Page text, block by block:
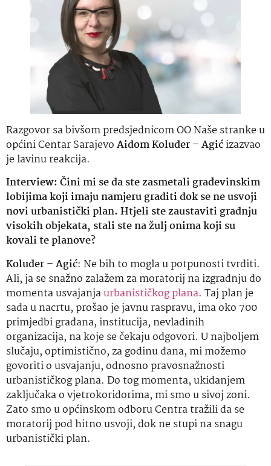
Razgovor sa bivšom predsjednicom OO Naše stranke u
općini Centar SarajevoAidom Koluder – Agićizazvao
je lavinu reakcija.
Interview: Čini mi se da ste zasmetali građevinskim
lobijima koji imaju namjeru graditi dok se ne usvoji
novi urbanistički plan. Htjeli ste zaustaviti gradnju
visokih objekata, stali ste na žulj onima koji su
kovali te planove?
Koluder – Agić: Ne bih to mogla u potpunosti tvrditi.
Ali, ja se snažno zalažem za moratorij na izgradnju do
momenta usvajanjaurbanističkog plana. Taj plan je
sada u nacrtu, prošao je javnu raspravu, ima oko 700
primjedbi građana, institucija, nevladinih
organizacija, na koje se čekaju odgovori. U najboljem
slučaju, optimistično, za godinu dana, mi možemo
govoriti o usvajanju, odnosno pravosnažnosti
urbanističkog plana. Do tog momenta, ukidanjem
zaključaka o vjetrokoridorima, mi smo u sivoj zoni.
Zato smo u općinskom odboru Centra tražili da se
moratorij pod hitno usvoji, dok ne stupi na snagu
urbanistički plan.